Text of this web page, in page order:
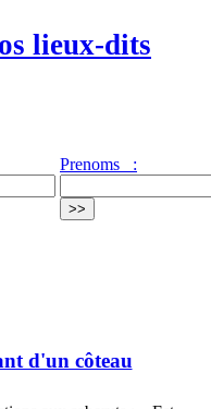
lieux-dits
Prenoms :
d'un côteau